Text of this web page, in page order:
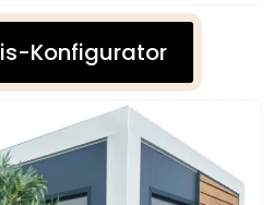
Konfigurator